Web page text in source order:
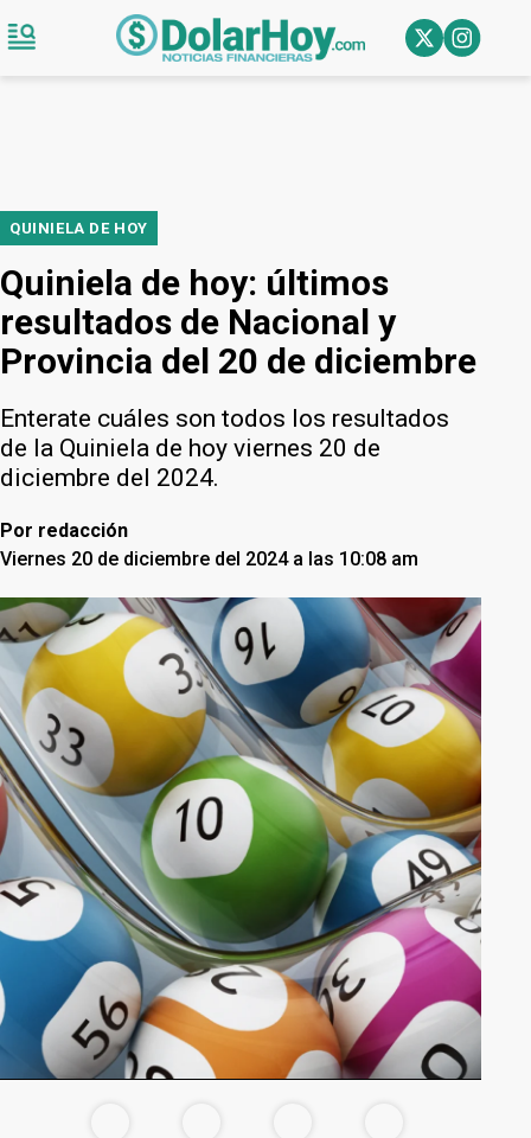
QUINIELA DE HOY
Quiniela de hoy: últimos
resultados de Nacional y
Provincia del 20 de diciembre
Enterate cuáles son todos los resultados
de la Quiniela de hoy viernes 20 de
diciembre del 2024.
Por redacción
Viernes 20 de diciembre del 2024 a las 10:08 am